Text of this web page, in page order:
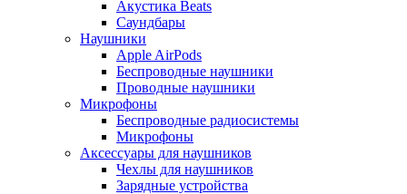
Акустика Beats
Саундбары
Наушники
Apple AirPods
Беспроводные наушники
Проводные наушники
Микрофоны
Беспроводные радиосистемы
Микрофоны
Аксессуары для наушников
Чехлы для наушников
Зарядные устройства